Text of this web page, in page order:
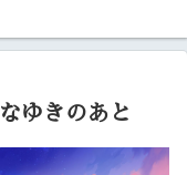
ゆきのあと